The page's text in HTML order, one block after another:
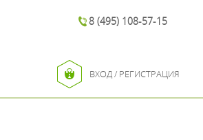
8 (495) 108-57-15
ВХОД / РЕГИСТРАЦИЯ